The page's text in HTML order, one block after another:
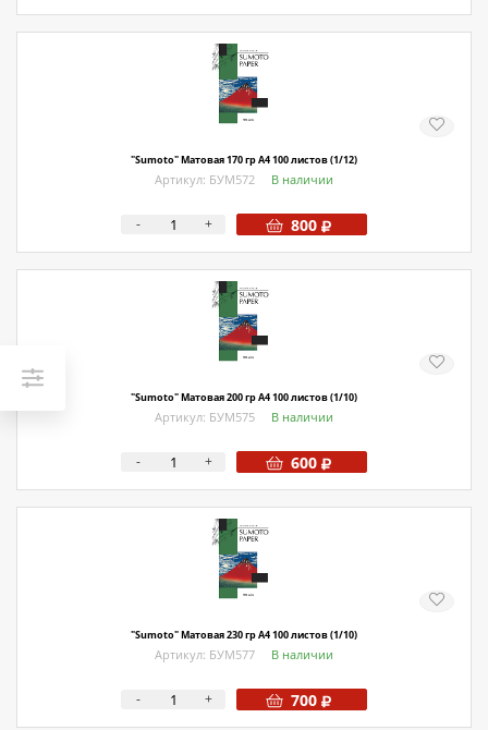
"Sumoto" Матовая 170 гр А4 100 листов (1/12)
Артикул: БУМ572 В наличии
- + 800
"Sumoto" Матовая 200 гр А4 100 листов (1/10)
Артикул: БУМ575 В наличии
- + 600
"Sumoto" Матовая 230 гр А4 100 листов (1/10)
Артикул: БУМ577 В наличии
- + 700